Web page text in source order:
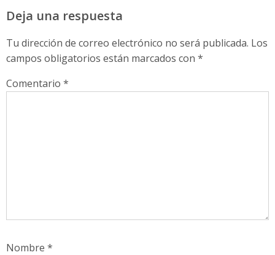
Deja una respuesta
Tu dirección de correo electrónico no será publicada. Los
campos obligatorios están marcados con *
Comentario *
Nombre *